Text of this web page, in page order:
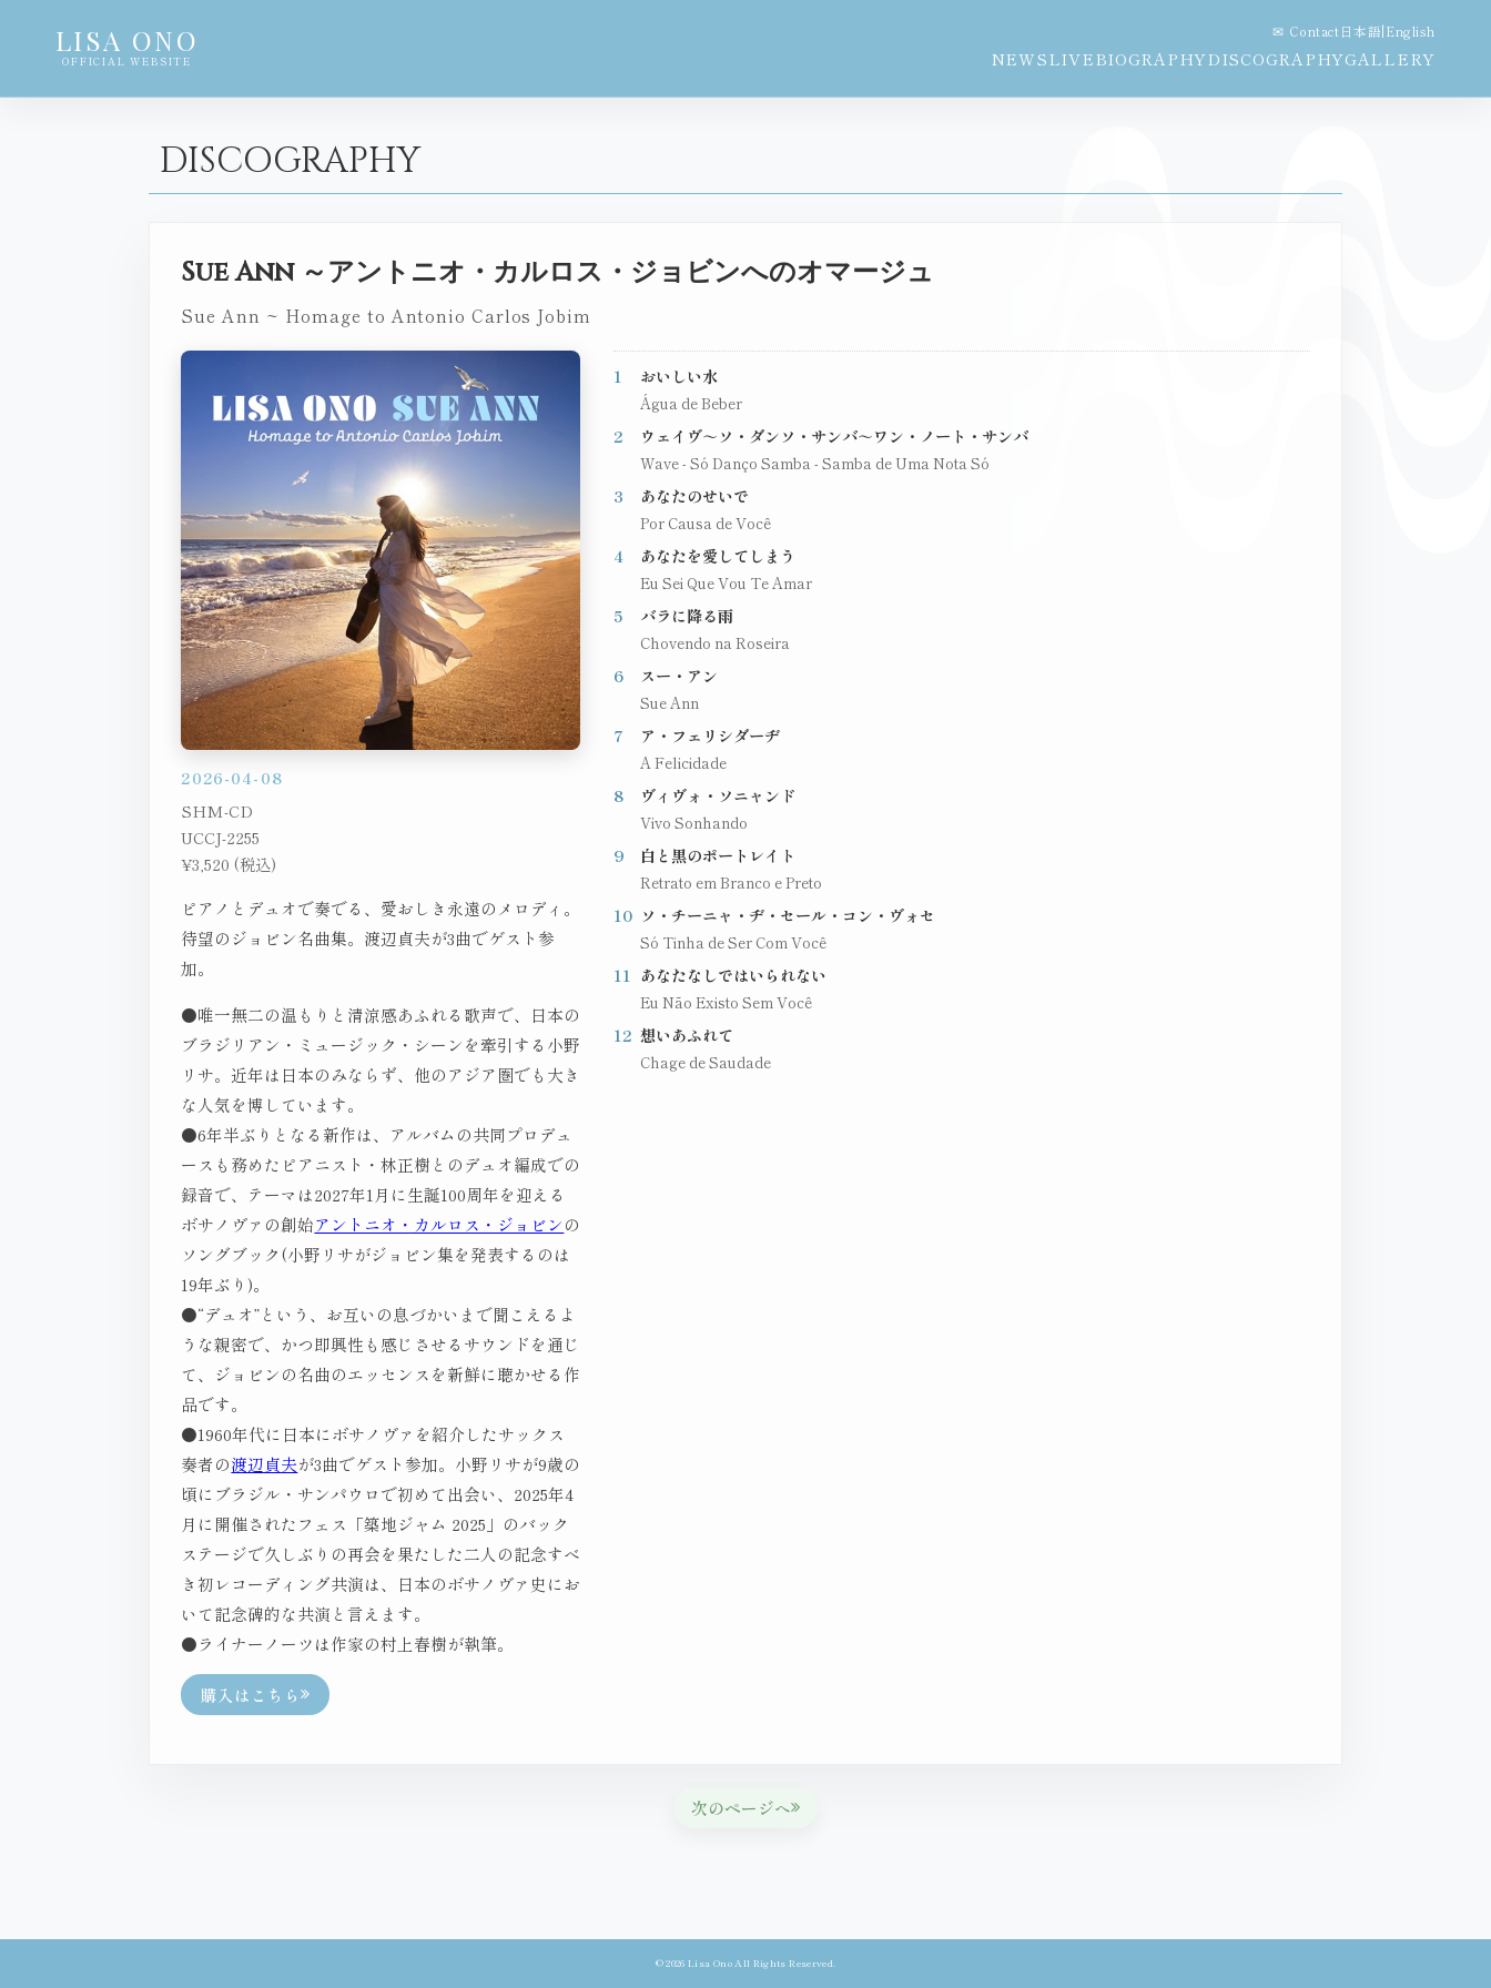
LISA ONO
OFFICIAL WEBSITE
✉ Contact日本語|English
NEWSLIVEBIOGRAPHYDISCOGRAPHYGALLERY
DISCOGRAPHY
Sue Ann ～アントニオ・カルロス・ジョビンへのオマージュ
Sue Ann ~ Homage to Antonio Carlos Jobim
2026-04-08
SHM-CD
UCCJ-2255
¥3,520 (税込)
ピアノとデュオで奏でる、愛おしき永遠のメロディ。
待望のジョビン名曲集。渡辺貞夫が3曲でゲスト参
加。
●唯一無二の温もりと清涼感あふれる歌声で、日本の
ブラジリアン・ミュージック・シーンを牽引する小野
リサ。近年は日本のみならず、他のアジア圏でも大き
な人気を博しています。
●6年半ぶりとなる新作は、アルバムの共同プロデュ
ースも務めたピアニスト・林正樹とのデュオ編成での
録音で、テーマは2027年1月に生誕100周年を迎える
ボサノヴァの創始アントニオ・カルロス・ジョビンの
ソングブック(小野リサがジョビン集を発表するのは
19年ぶり)。
●“デュオ”という、お互いの息づかいまで聞こえるよ
うな親密で、かつ即興性も感じさせるサウンドを通じ
て、ジョビンの名曲のエッセンスを新鮮に聴かせる作
品です。
●1960年代に日本にボサノヴァを紹介したサックス
奏者の渡辺貞夫が3曲でゲスト参加。小野リサが9歳の
頃にブラジル・サンパウロで初めて出会い、2025年4
月に開催されたフェス「築地ジャム 2025」のバック
ステージで久しぶりの再会を果たした二人の記念すべ
き初レコーディング共演は、日本のボサノヴァ史にお
いて記念碑的な共演と言えます。
●ライナーノーツは作家の村上春樹が執筆。
購入はこちら
1 おいしい水
Água de Beber
2 ウェイヴ～ソ・ダンソ・サンバ～ワン・ノート・サンバ
Wave - Só Danço Samba - Samba de Uma Nota Só
3 あなたのせいで
Por Causa de Você
4 あなたを愛してしまう
Eu Sei Que Vou Te Amar
5 バラに降る雨
Chovendo na Roseira
6 スー・アン
Sue Ann
7 ア・フェリシダーヂ
A Felicidade
8 ヴィヴォ・ソニャンド
Vivo Sonhando
9 白と黒のポートレイト
Retrato em Branco e Preto
10 ソ・チーニャ・ヂ・セール・コン・ヴォセ
Só Tinha de Ser Com Você
11 あなたなしではいられない
Eu Não Existo Sem Você
12 想いあふれて
Chage de Saudade
次のページへ
© 2026 Lisa Ono All Rights Reserved.